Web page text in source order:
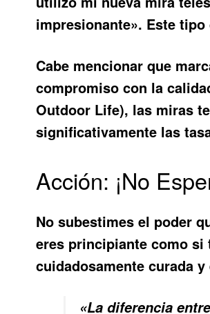
impresionante». Este
Cabe mencionar que
compromiso con la
Outdoor Life), las miras
significativamente las
Acción: ¡No
No subestimes el poder
eres principiante como
cuidadosamente curada
«La diferencia